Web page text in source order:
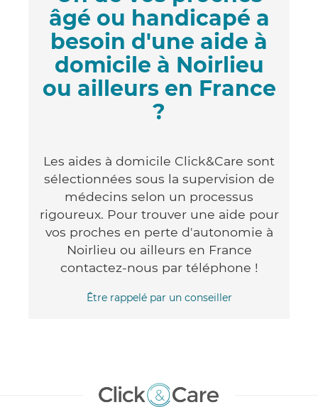
âgé ou handicapé a
besoin d'une aide à
domicile à Noirlieu
ou ailleurs en France
?
Les aides à domicile Click&Care sont
sélectionnées sous la supervision de
médecins selon un processus
rigoureux. Pour trouver une aide pour
vos proches en perte d'autonomie à
Noirlieu ou ailleurs en France
contactez-nous par téléphone !
Être rappelé par un conseiller